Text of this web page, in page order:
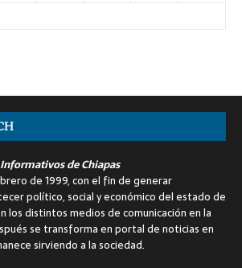
de Chiapas
de 1999, con el fin de generar
político, social y económico del estado de
los distintos medios de comunicación en la
se transforma en portal de noticias en
sirviendo a la sociedad.